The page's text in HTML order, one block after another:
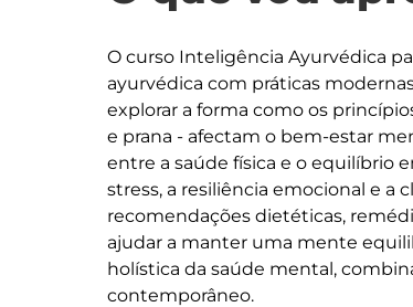
O curso Inteligência Ayurvédica
ayurvédica com práticas
explorar a forma como os
e prana - afectam o bem-estar
entre a saúde física e o equilíbrio
stress, a resiliência emocional e a
recomendações dietéticas,
ajudar a manter uma mente
holística da saúde mental,
contemporâneo.